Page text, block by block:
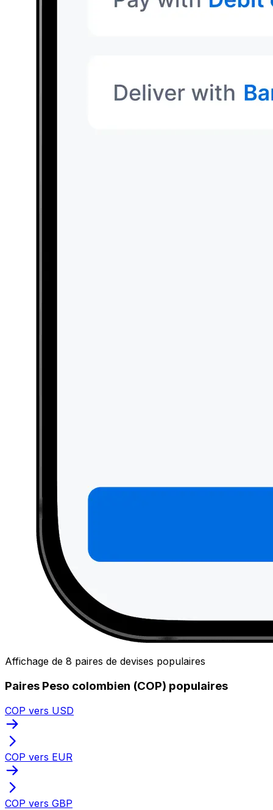
Affichage de 8 paires de devises populaires
Paires Peso colombien (COP) populaires
COP vers USD
COP vers EUR
COP vers GBP